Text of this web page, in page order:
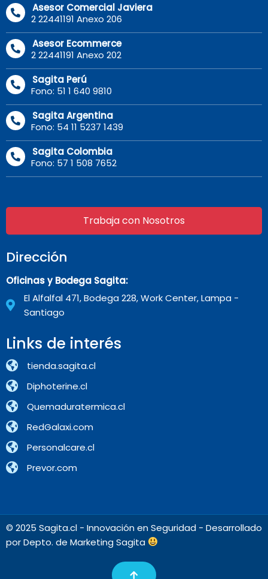
Asesor Comercial Javiera
2 22441191 Anexo 206
Asesor Ecommerce
2 22441191 Anexo 202
Sagita Perú
Fono: 51 1 640 9810
Sagita Argentina
Fono: 54 11 5237 1439
Sagita Colombia
Fono: 57 1 508 7652
Trabaja con Nosotros
Dirección
Oficinas y Bodega Sagita:
El Alfalfal 471, Bodega 228, Work Center, Lampa -
Santiago
Links de interés
tienda.sagita.cl
Diphoterine.cl
Quemaduratermica.cl
RedGalaxi.com
Personalcare.cl
Prevor.com
© 2025 Sagita.cl - Innovación en Seguridad - Desarrollado
por Depto. de Marketing Sagita